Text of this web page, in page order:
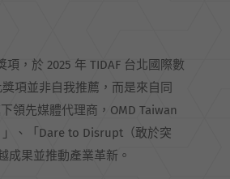
，於 2025 年 TIDAF 台北國際數
項並非自我推薦，而是來自同
領先媒體代理商，OMD Taiwan
、「Dare to Disrupt（敢於突
成果並推動產業革新。